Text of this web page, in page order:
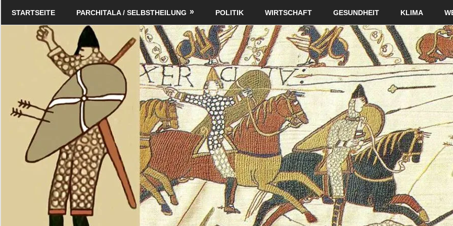
Schildverlag
STARTSEITE PARCHITALA / SELBSTHEILUNG POLITIK WIRTSCHAFT GESUNDHEIT KLIMA